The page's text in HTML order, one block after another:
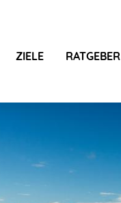
ZIELE RATGEBER